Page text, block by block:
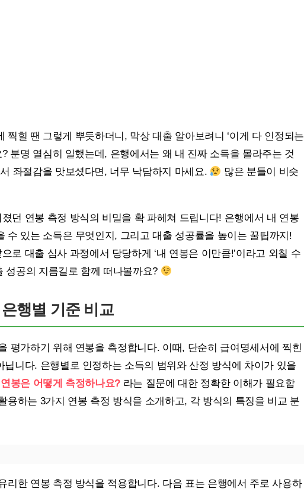
찍힐 땐 그렇게 뿌듯하더니, 막상 대출 알아보려니 ‘이게 다 인정되는
분명 열심히 일했는데, 은행에서는 왜 내 진짜 소득을 몰라주는 것
좌절감을 맛보셨다면, 너무 낙담하지 마세요.
많은 분들이 비슷
던 연봉 측정 방식의 비밀을 확 파헤쳐 드립니다! 은행에서 내 연봉
수 있는 소득은 무엇인지, 그리고 대출 성공률을 높이는 꿀팁까지!
로 대출 심사 과정에서 당당하게 ‘내 연봉은 이만큼!’이라고 외칠 수
성공의 지름길로 함께 떠나볼까요?
행별 기준 비교
평가하기 위해 연봉을 측정합니다. 이때, 단순히 급여명세서에 찍힌
니다. 은행별로 인정하는 소득의 범위와 산정 방식에 차이가 있을
봉은 어떻게 측정하나요? 라는 질문에 대한 정확한 이해가 필요합
용하는 3가지 연봉 측정 방식을 소개하고, 각 방식의 특징을 비교 분
리한 연봉 측정 방식을 적용합니다. 다음 표는 은행에서 주로 사용하